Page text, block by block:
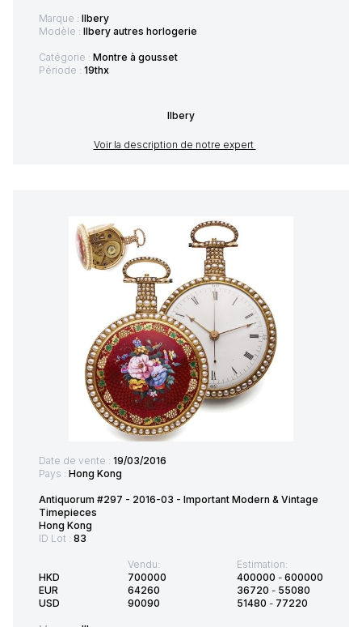
Marque : Ilbery
Modèle : Ilbery autres horlogerie
Catégorie : Montre à gousset
Période : 19thx
Ilbery
Voir la description de notre expert
Date de vente : 19/03/2016
Pays : Hong Kong
Antiquorum #297 - 2016-03 - Important Modern & Vintage
Timepieces
Hong Kong
ID Lot : 83
HKD
EUR
USD
Vendu:
700000
64260
90090
Estimation:
400000 - 600000
36720 - 55080
51480 - 77220